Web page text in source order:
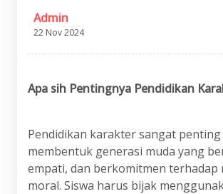
Admin
22 Nov 2024
Apa sih Pentingnya Pendidikan
Pendidikan karakter sangat penting
membentuk generasi muda yang
empati, dan berkomitmen terhadap
moral. Siswa harus bijak